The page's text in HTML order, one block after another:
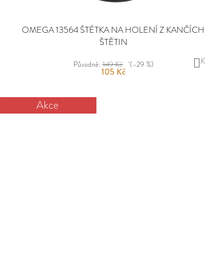
OMEGA 13564 ŠTĚTKA NA HOLENÍ Z KANČÍCH
ŠTĚTIN
Původně:149 Kč (–29 %)
105 Kč
Akce